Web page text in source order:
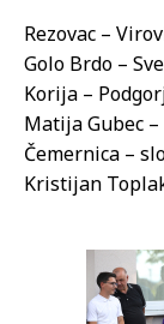
Rezovac –
Golo Brdo –
Korija –
Matija Gubec
Čemernica –
Kristijan